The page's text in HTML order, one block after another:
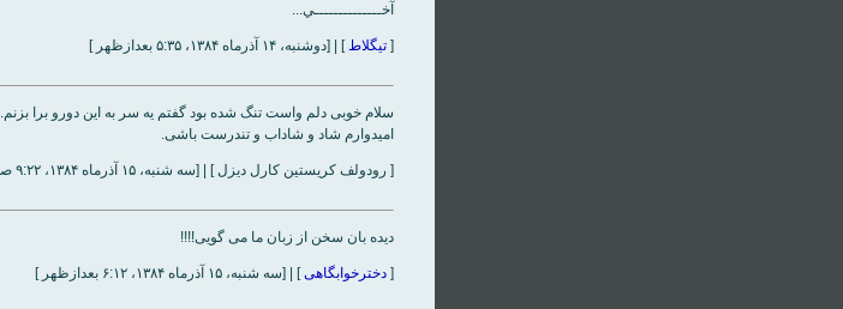
آخــــــــــــــي...
[ تیگلاط] | [دوشنبه، ۱۴ آذر‌ماه ۱۳۸۴، ۵:۳۵ بعدازظهر ]
سلام خوبی دلم واست تنگ شده بود گفتم یه سر به این دورو برا بزنم.
امیدوارم شاد و شاداب و تندرست باشی.
[ رودولف کریستین کارل دیزل ] | [سه شنبه، ۱۵ آذر‌ماه ۱۳۸۴، ۹:۲۲ صبح ]
دیده بان سخن از زبان ما می گویی!!!!
[ دخترخوابگاهی] | [سه شنبه، ۱۵ آذر‌ماه ۱۳۸۴، ۶:۱۲ بعدازظهر ]